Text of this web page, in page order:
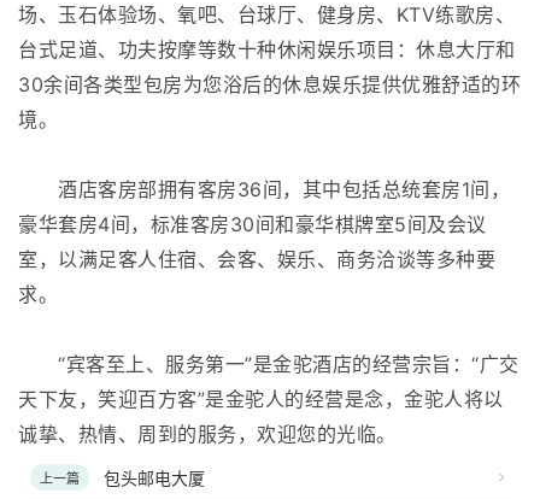
场、玉石体验场、氧吧、台球厅、健身房、KTV练歌房、
台式足道、功夫按摩等数十种休闲娱乐项目：休息大厅和
30余间各类型包房为您浴后的休息娱乐提供优雅舒适的环
境。
酒店客房部拥有客房36间，其中包括总统套房1间，
豪华套房4间，标准客房30间和豪华棋牌室5间及会议
室，以满足客人住宿、会客、娱乐、商务洽谈等多种要
求。
“宾客至上、服务第一”是金驼酒店的经营宗旨：“广交
天下友，笑迎百方客”是金驼人的经营是念，金驼人将以
诚挚、热情、周到的服务，欢迎您的光临。
上一篇 包头邮电大厦